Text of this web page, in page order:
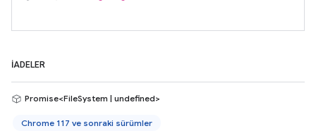
İADELER
Promise<FileSystem | undefined>
Chrome 117 ve sonraki sürümler